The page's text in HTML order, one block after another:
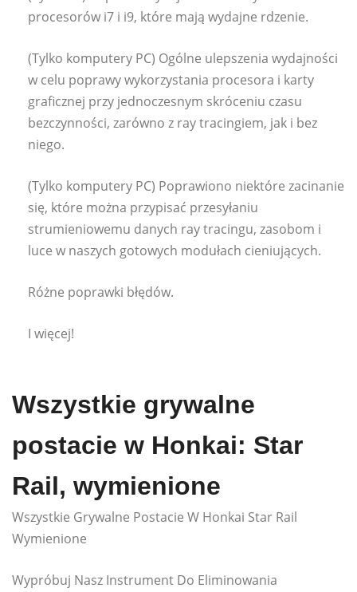
procesorów i7 i i9, które mają wydajne rdzenie.
(Tylko komputery PC) Ogólne ulepszenia wydajności
w celu poprawy wykorzystania procesora i karty
graficznej przy jednoczesnym skróceniu czasu
bezczynności, zarówno z ray tracingiem, jak i bez
niego.
(Tylko komputery PC) Poprawiono niektóre zacinanie
się, które można przypisać przesyłaniu
strumieniowemu danych ray tracingu, zasobom i
luce w naszych gotowych modułach cieniujących.
Różne poprawki błędów.
I więcej!
Wszystkie grywalne
postacie w Honkai: Star
Rail, wymienione
Wszystkie Grywalne Postacie W Honkai Star Rail
Wymienione
Wypróbuj Nasz Instrument Do Eliminowania